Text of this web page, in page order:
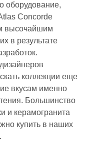
оборудование,
Concorde
высочайшим
в результате
коллекции еще
вкусам именно
Большинство
и керамогранита
купить в наших